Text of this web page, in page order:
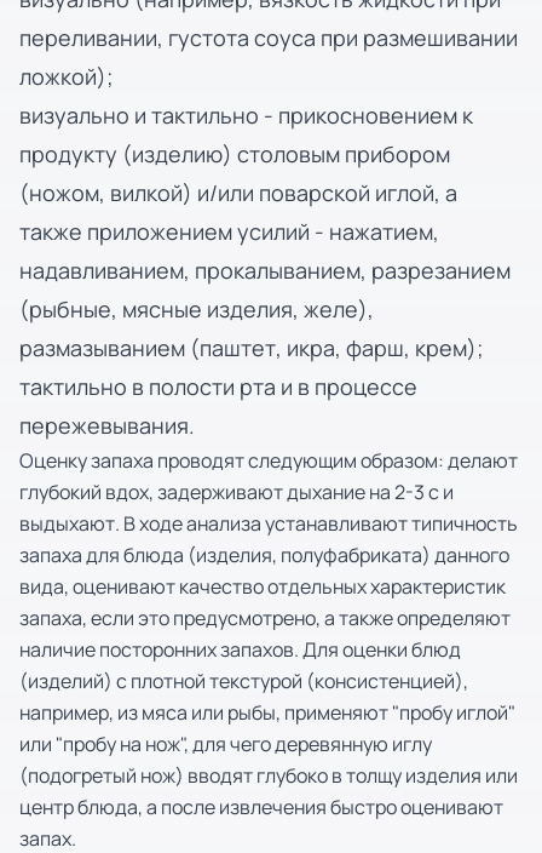
переливании, густота соуса при размешивании
ложкой);
визуально и тактильно - прикосновением к
продукту (изделию) столовым прибором
(ножом, вилкой) и/или поварской иглой, а
также приложением усилий - нажатием,
надавливанием, прокалыванием, разрезанием
(рыбные, мясные изделия, желе),
размазыванием (паштет, икра, фарш, крем);
тактильно в полости рта и в процессе
пережевывания.
Оценку запаха проводят следующим образом: делают
глубокий вдох, задерживают дыхание на 2-3 с и
выдыхают. В ходе анализа устанавливают типичность
запаха для блюда (изделия, полуфабриката) данного
вида, оценивают качество отдельных характеристик
запаха, если это предусмотрено, а также определяют
наличие посторонних запахов. Для оценки блюд
(изделий) с плотной текстурой (консистенцией),
например, из мяса или рыбы, применяют "пробу иглой"
или "пробу на нож", для чего деревянную иглу
(подогретый нож) вводят глубоко в толщу изделия или
центр блюда, а после извлечения быстро оценивают
запах.